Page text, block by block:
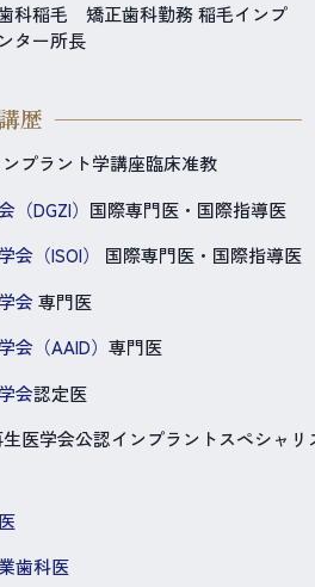
科稲毛 矯正歯科勤務 稲毛インプ
ター所長
歴
ンプラント学講座臨床准教
（DGZI） 国際専門医・国際指導医
（ISOI）
国際専門医・国際指導医
会専門医
会（AAID）専門医
会認定医
生医学会公認インプラントスペシャリ
歯科医